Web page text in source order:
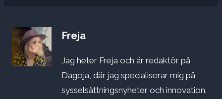
Freja
Jag heter Freja och är redaktör på
Dagoja, där jag specialiserar mig på
sysselsättningsnyheter och innovation.